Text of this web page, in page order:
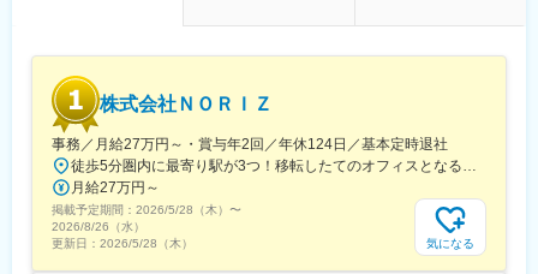
修を行います。商品知識、歯科知識、IT知識、顧客対応を学んで
心です。
■インセンティブ：
社歴・年齢・学歴・性別、一切関係ありません。
実力と成果で評価する独自の評価制度を導入しています。
内容としては、ランクに応じて月10万円～30万円＋年間100万円
～300万円の追加報酬を設定しています。
医療DX推進を背景に需要が高く、一件あたりの契約単価も高いた
株式会社ＮＯＲＩＺ
事務／月給27万円～・賞与年2回／年休124日／基本定時退社
徒歩5分圏内に最寄り駅が3つ！移転したてのオフィスとなるため、新しくキレイなオフィスで働けます！★転勤なし東京都中央区銀座6-13-16 ヒューリック銀座ウォールビル3階新富町から徒歩3分※受動喫煙対策：屋内禁煙
月給27万円～
掲載予定期間： 2026/5/28（木） 〜
2026/8/26（水）
更新日： 2026/5/28（木） 気になる